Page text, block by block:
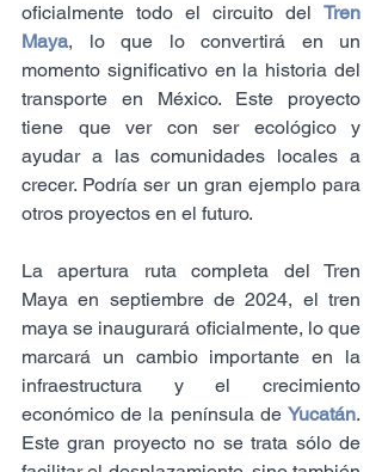
oficialmente todo el circuito del Tren
Maya, lo que lo convertirá en un
momento significativo en la historia del
transporte en México. Este proyecto
tiene que ver con ser ecológico y
ayudar a las comunidades locales a
crecer. Podría ser un gran ejemplo para
otros proyectos en el futuro.
La apertura ruta completa del Tren
Maya en septiembre de 2024, el tren
maya se inaugurará oficialmente, lo que
marcará un cambio importante en la
infraestructura y el crecimiento
económico de la península de Yucatán.
Este gran proyecto no se trata sólo de